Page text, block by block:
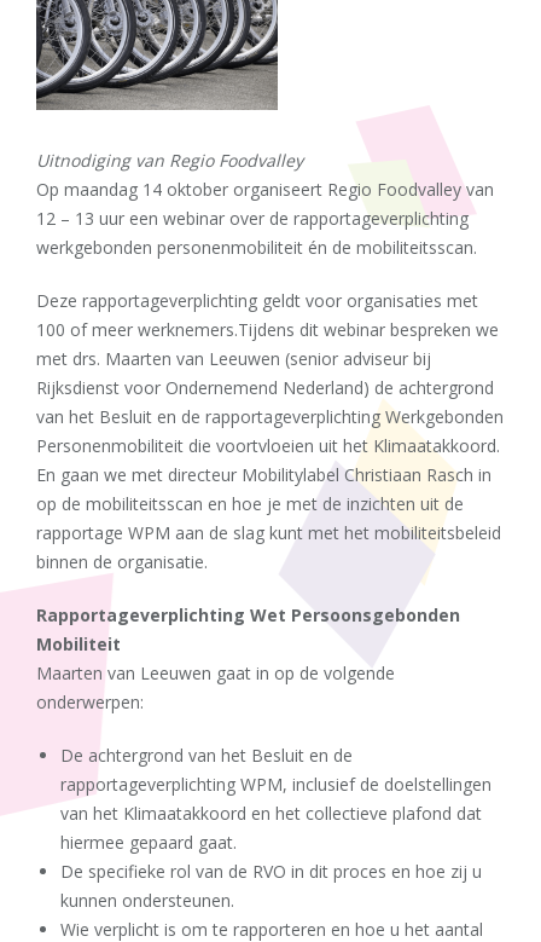
Uitnodiging van Regio Foodvalley
Op maandag 14 oktober organiseert Regio Foodvalley van
12 – 13 uur een webinar over de rapportageverplichting
werkgebonden personenmobiliteit én de mobiliteitsscan.
Deze rapportageverplichting geldt voor organisaties met
100 of meer werknemers.Tijdens dit webinar bespreken we
met drs. Maarten van Leeuwen (senior adviseur bij
Rijksdienst voor Ondernemend Nederland) de achtergrond
van het Besluit en de rapportageverplichting Werkgebonden
Personenmobiliteit die voortvloeien uit het Klimaatakkoord.
En gaan we met directeur Mobilitylabel Christiaan Rasch in
op de mobiliteitsscan en hoe je met de inzichten uit de
rapportage WPM aan de slag kunt met het mobiliteitsbeleid
binnen de organisatie.
Rapportageverplichting Wet Persoonsgebonden
Mobiliteit
Maarten van Leeuwen gaat in op de volgende
onderwerpen:
De achtergrond van het Besluit en de
rapportageverplichting WPM, inclusief de doelstellingen
van het Klimaatakkoord en het collectieve plafond dat
hiermee gepaard gaat.
De specifieke rol van de RVO in dit proces en hoe zij u
kunnen ondersteunen.
Wie verplicht is om te rapporteren en hoe u het aantal